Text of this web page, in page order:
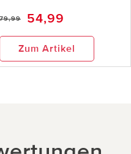
79,99 54,99
Zum Artikel